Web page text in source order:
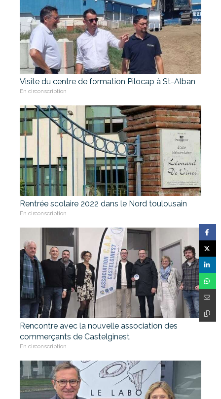
Visite du centre de formation Pilocap à St-Alban
En circonscription
Rentrée scolaire 2022 dans le Nord toulousain
En circonscription
Rencontre avec la nouvelle association des
commerçants de Castelginest
En circonscription